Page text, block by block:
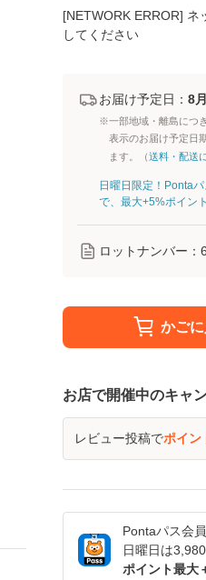
[NETWORK ERROR] ネ
してください
お届け予定日： 8
※一部地域・離島につ
表示のお届け予定日
ます。（送料・配送
日曜日限定！Ponta
で、最大+5%ポイン
ロットナンバー：
かご
お店で開催中のキャ
レビュー投稿でポイン
Pontaパス会
日曜日は3,980
ポイント最大